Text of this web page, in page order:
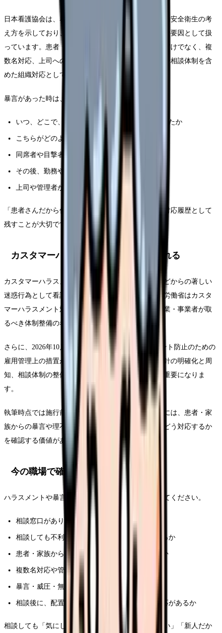
日本看護協会は、看護職の健康と安全に配慮した労働安全衛生の考
え方を示しており、暴力・ハラスメントを職場の危険要因として扱
っています。患者・家族対応も、個人の接遇スキルだけでなく、複
数名対応、上司への報告、記録、院内ルール、警備や相談体制を含
めた組織対応として考える必要があります。
暴言があった時は、次のように整理します。
いつ、どこで、誰から、どんな言葉や行為があったか
こちらがどのように対応したか
同席者や目撃者がいたか
その後、勤務や体調にどんな影響が出たか
上司や管理者がどう対応したか
「患者さんだから仕方ない」で終わらせず、職場の対応履歴として
残すことが大切です。
カスタマーハラスメント対策は強化される
カスタマーハラスメントは、患者・利用者・家族などからの著しい
迷惑行為として看護現場でも問題になります。厚生労働省はカスタ
マーハラスメント対策企業マニュアルを公表し、企業・事業者が取
るべき体制整備の考え方を示しています。
さらに、2026年10月1日から、カスタマーハラスメント防止のための
雇用管理上の措置が事業主に義務づけられます。方針の明確化と周
知、相談体制の整備、事後の迅速かつ適切な対応が重要になりま
す。
執筆時点では施行前ですが、看護師が職場を選ぶ時には、患者・家
族からの暴言や理不尽な要求に対して、組織としてどう対応するか
を確認する価値があります。
今の職場で確認すること
ハラスメントや暴言が続く時は、次の項目を確認してください。
相談窓口があり、周知されているか
相談しても不利益な扱いを受けない仕組みがあるか
患者・家族からの暴言を報告するルールがあるか
複数名対応や管理者同席の基準があるか
暴言・威圧・無視・過大要求の記録を残せるか
相談後に、配置調整や業務分担など具体的な対応があるか
相談しても「気にしすぎ」「患者さんだから仕方ない」「新人だか